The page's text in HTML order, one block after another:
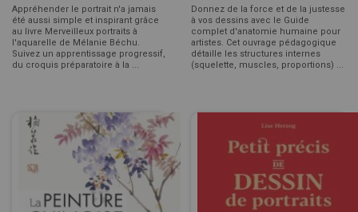
Appréhender le portrait n'a jamais
été aussi simple et inspirant grâce
au livre Merveilleux portraits à
l'aquarelle de Mélanie Béchu.
Suivez un apprentissage progressif,
du croquis préparatoire à la ...
Donnez de la force et de la justesse
à vos dessins avec le Guide
complet d'anatomie humaine pour
artistes. Cet ouvrage pédagogique
détaille les structures internes
(squelette, muscles, proportions) ...